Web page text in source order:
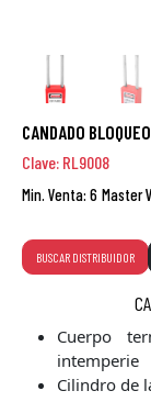
CANDADO
Clave: RL9008
Min. Venta: 6 Master
BUSCAR DISTRIBUIDOR
Cuerpo
intemperie
Cilindro de